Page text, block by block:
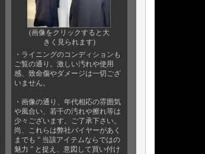
(画像をクリックすると大
きく見られます)
・ライニングのコンディションも
ご覧の通り。激しい汚れや使用
感、致命傷やダメージは一切ござ
いません。
・画像の通り、年代相応の雰囲気
や風合い、若干の汚れや擦れ等は
少々ございます。ご了承下さい。
尚、これらは弊社バイヤーがあく
までも “ 当該アイテムならではの
魅力 ” と捉え、意図して買い付け